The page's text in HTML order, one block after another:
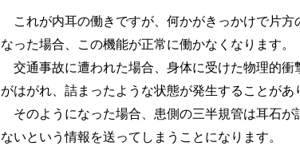
これが内耳の働きですが、何かがきっかけで片方
なった場合、この機能が正常に働かなくなります。
交通事故に遭われた場合、身体に受けた物理的
がはがれ、詰まったような状態が発生することがあ
そのようになった場合、患側の三半規管は耳石
ないという情報を送ってしまうことになります。